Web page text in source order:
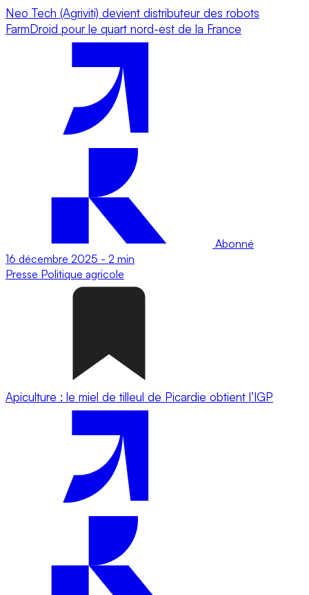
Neo Tech (Agriviti) devient distributeur des robots
FarmDroid pour le quart nord-est de la France
Abonné
16 décembre 2025 - 2 min
Presse Politique agricole
Apiculture : le miel de tilleul de Picardie obtient l’IGP